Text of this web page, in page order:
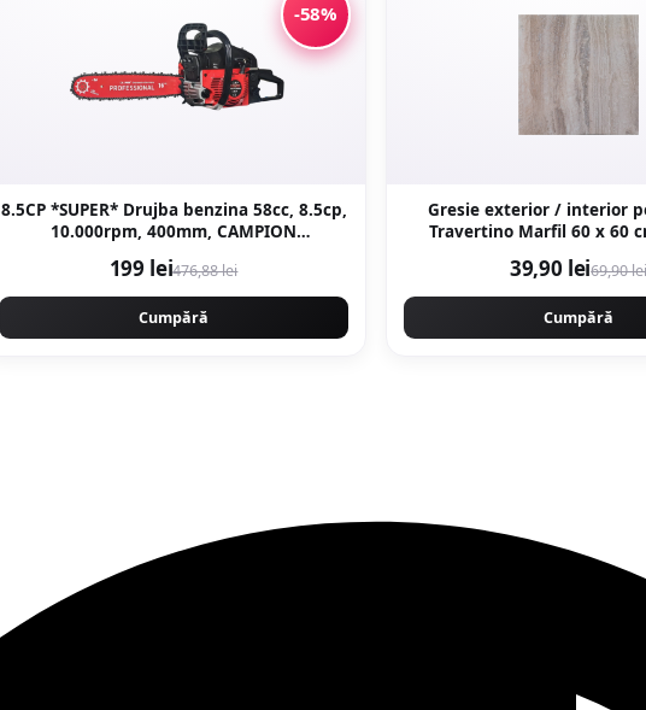
-58%
8.5CP *SUPER* Drujba benzina 58cc, 8.5cp,
10.000rpm, 400mm, CAMPION
Generation CMP1312R
199 lei476,88 lei
Cumpără
Gresie exterior / interior
Travertino Marfil 60 x 60 cm lucioasa
39,90 lei69,90
Cumpără